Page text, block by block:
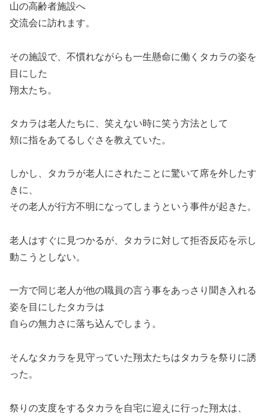
山の高齢者施設へ
交流会に訪れます。
その施設で、不慣れながらも一生懸命に働くタカラの姿を
目にした
翔太たち。
タカラは老人たちに、笑えない時に笑う方法として
頬に指をあてるしぐさを教えていた。
しかし、タカラが老人にされたことに驚いて席を外したす
きに、
その老人が行方不明になってしまうという事件が起きた。
老人はすぐに見つかるが、タカラに対して拒否反応を示し
動こうとしない。
一方で同じ老人が他の職員の言う事をあっさり聞き入れる
姿を目にしたタカラは
自らの無力さに落ち込んでしまう。
そんなタカラを見守っていた翔太たちはタカラを祭りに誘
った。
祭りの支度をするタカラを自宅に迎えに行った翔太は、